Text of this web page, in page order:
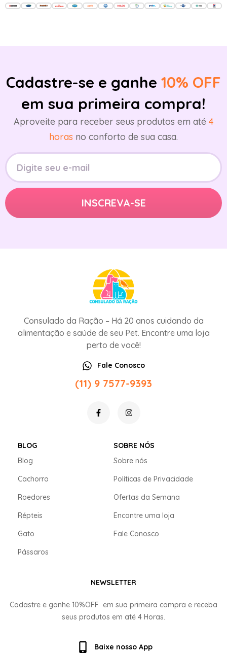
Cadastre-se e ganhe 10% OFF
em sua primeira compra!
Aproveite para receber seus produtos em até 4
horas no conforto de sua casa.
Consulado da Ração – Há 20 anos cuidando da
alimentação e saúde de seu Pet. Encontre uma loja
perto de você!
Fale Conosco
(11) 9 7577-9393
BLOG
Blog
Cachorro
Roedores
Répteis
Gato
Pássaros
SOBRE NÓS
Sobre nós
Políticas de Privacidade
Ofertas da Semana
Encontre uma loja
Fale Conosco
NEWSLETTER
Cadastre e ganhe 10%OFF em sua primeira compra e receba
seus produtos em até 4 Horas.
Baixe nosso App